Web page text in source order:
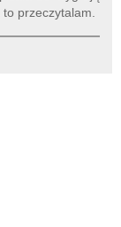
przeczytalam.